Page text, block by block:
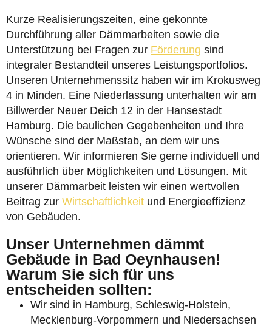
Kurze Realisierungszeiten, eine gekonnte
Durchführung aller Dämmarbeiten sowie die
Unterstützung bei Fragen zur Förderung sind
integraler Bestandteil unseres Leistungsportfolios.
Unseren Unternehmenssitz haben wir im Krokusweg
4 in Minden. Eine Niederlassung unterhalten wir am
Billwerder Neuer Deich 12 in der Hansestadt
Hamburg. Die baulichen Gegebenheiten und Ihre
Wünsche sind der Maßstab, an dem wir uns
orientieren. Wir informieren Sie gerne individuell und
ausführlich über Möglichkeiten und Lösungen. Mit
unserer Dämmarbeit leisten wir einen wertvollen
Beitrag zur Wirtschaftlichkeit und Energieeffizienz
von Gebäuden.
Unser Unternehmen dämmt
Gebäude in Bad Oeynhausen!
Warum Sie sich für uns
entscheiden sollten:
Wir sind in Hamburg, Schleswig-Holstein,
Mecklenburg-Vorpommern und Niedersachsen